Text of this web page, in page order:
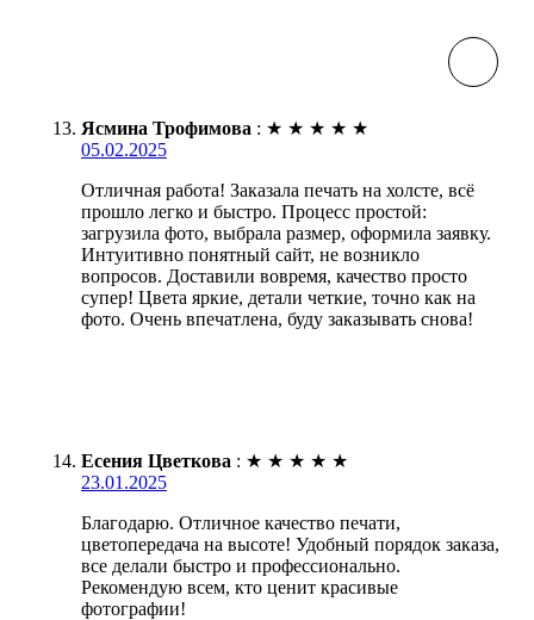
Ясмина Трофимова : ★ ★ ★ ★ ★
05.02.2025
Отличная работа! Заказала печать на холсте, всё
прошло легко и быстро. Процесс простой:
загрузила фото, выбрала размер, оформила заявку.
Интуитивно понятный сайт, не возникло
вопросов. Доставили вовремя, качество просто
супер! Цвета яркие, детали четкие, точно как на
фото. Очень впечатлена, буду заказывать снова!
Есения Цветкова : ★ ★ ★ ★ ★
23.01.2025
Благодарю. Отличное качество печати,
цветопередача на высоте! Удобный порядок заказа,
все делали быстро и профессионально.
Рекомендую всем, кто ценит красивые
фотографии!